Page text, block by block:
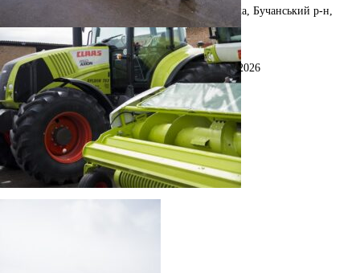
вул. Кришталева 5, с. Петропавлівська Борщагівка, Бучанський р-н,
office@eridon-tech.com.ua
+380 (67) 407 63 87
© ТОВ "Ерідон Тех" Всі права захищені, 2005 - 2026
Вгору